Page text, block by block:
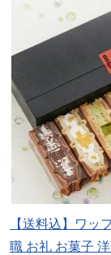
【送料込】ワッ
職 お礼 お菓子